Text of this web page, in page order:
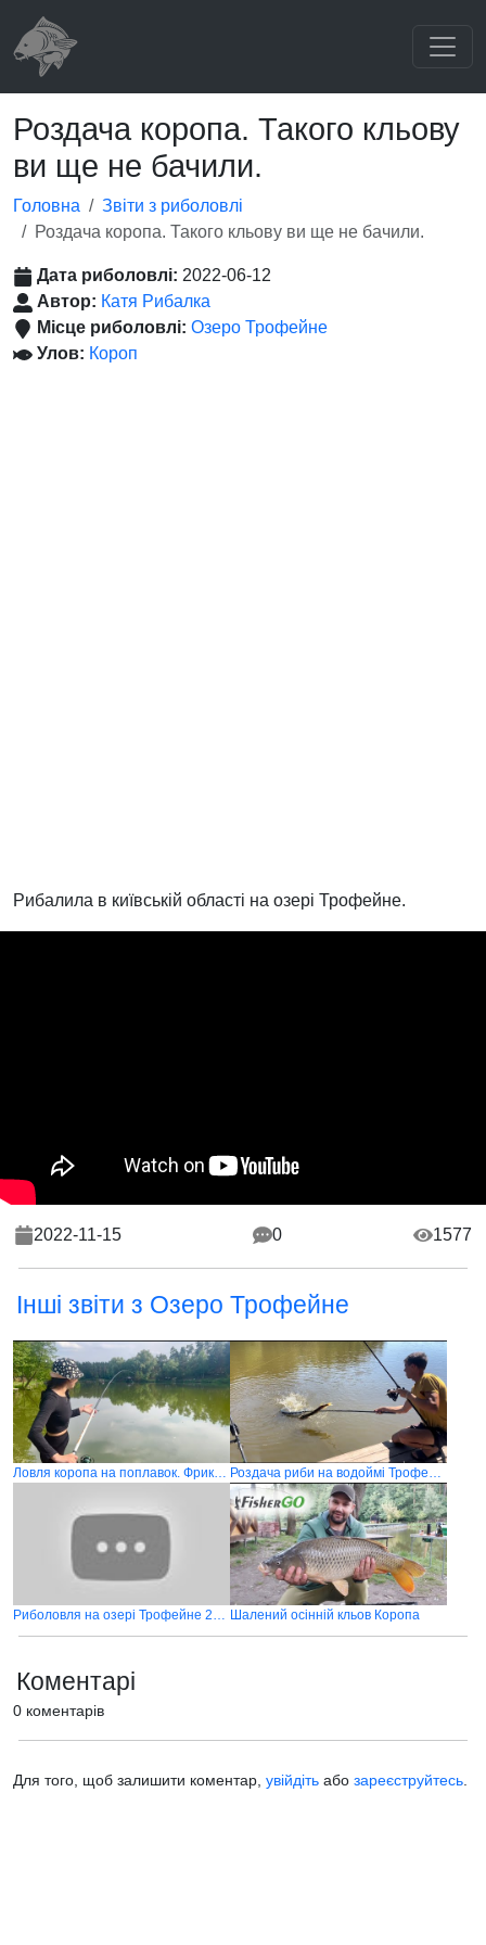
Роздача коропа. Такого кльову
ви ще не бачили.
Головна
Звіти з риболовлі
Роздача коропа. Такого кльову ви ще не бачили.
Дата риболовлі: 2022-06-12
Автор: Катя Рибалка
Місце риболовлі: Озеро Трофейне
Улов: Короп
Рибалила в київській області на озері Трофейне.
2022-11-15 0 1577
Інші звіти з Озеро Трофейне
Ловля коропа на поплавок. Фрикціон не витримує такого бою Роздача риби на водоймі Трофейне
Риболовля на озері Трофейне 2025 Шалений осінній кльов Коропа
Коментарі
0 коментарів
Для того, щоб залишити коментар, увійдіть або зареєструйтесь